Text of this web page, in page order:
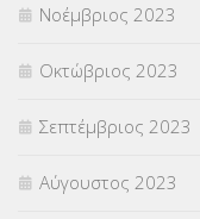
Νοέμβριος 2023
Οκτώβριος 2023
Σεπτέμβριος 2023
Αύγουστος 2023